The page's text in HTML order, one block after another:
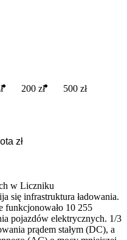
200 zł 500 zł
w Liczniku
się infrastruktura ładowania.
funkcjonowało 10 255
pojazdów elektrycznych. 1/3
prądem stałym (DC), a